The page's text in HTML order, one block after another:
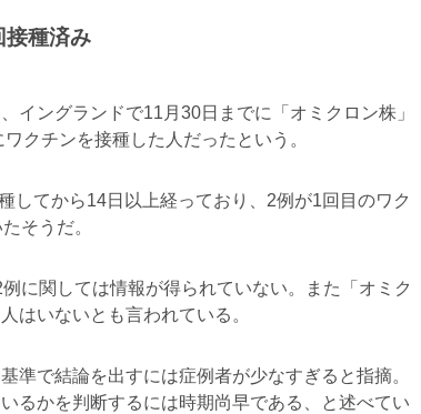
接種済み
イングランドで11月30日までに「オミクロン株」
クチンを接種した人だったという。
してから14日以上経っており、2例が1回目のワク
そうだ。
に関しては情報が得られていない。また「オミク
はいないとも言われている。
準で結論を出すには症例者が少なすぎると指摘。
るかを判断するには時期尚早である、と述べてい